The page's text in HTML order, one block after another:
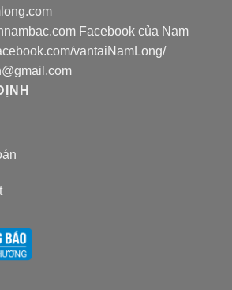
Facebook của Nam
vantaiNamLong/